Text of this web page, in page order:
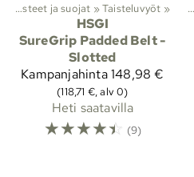
Taisteluvarusteet ja suojat ‪»Taisteluvyöt ‪»
HSGI
SureGrip Padded Belt -
Slotted
Kampanjahinta148,98 €
(118,71 €, alv 0)
Heti saatavilla
☆☆☆☆☆ (9)
‪» Viranomaistuotteet‪»